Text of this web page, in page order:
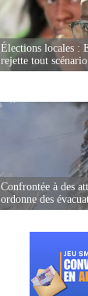
Élections locales :
rejette tout
Confrontée à des
ordonne des